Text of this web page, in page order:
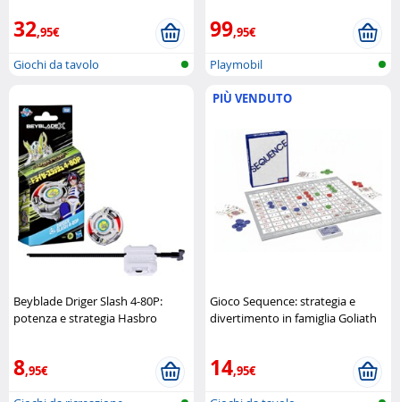
32,95€
Giochi da tavolo
99,95€
Playmobil
Beyblade Driger Slash 4-80P:
potenza e strategia Hasbro
8,95€
PIÙ VENDUTO
Gioco Sequence: strategia e
divertimento in famiglia Goliath
14,95€